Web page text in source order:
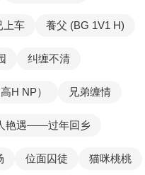
上车 養父 (BG 1V1 H)
纠缠不清
H NP） 兄弟缠情
艳遇——过年回乡
位面囚徒 猫咪桃桃